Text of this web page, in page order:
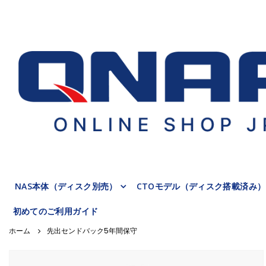
NAS本体（ディスク別売） CTOモデル（ディスク搭載済み）
初めてのご利用ガイド
先出センドバック5年間保守